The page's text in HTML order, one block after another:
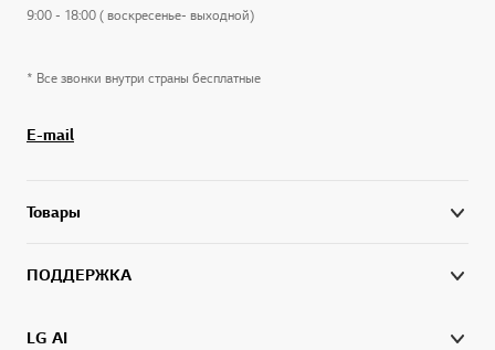
9:00 - 18:00 ( воскресенье- выходной)
* Все звонки внутри страны бесплатные
E-mail
Товары
ПОДДЕРЖКА
LG AI